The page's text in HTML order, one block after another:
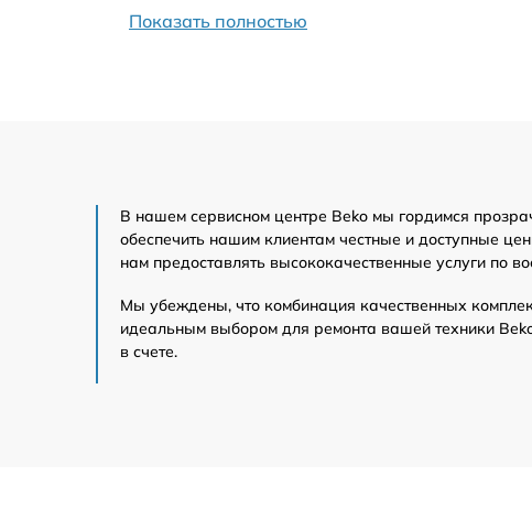
Парогенератор
Показать полностью
В нашем сервисном центре Beko мы гордимся
обеспечить нашим клиентам честные и доступные
нам предоставлять высококачественные услуги по
Мы убеждены, что комбинация качественных
идеальным выбором для ремонта вашей техники
в счете.